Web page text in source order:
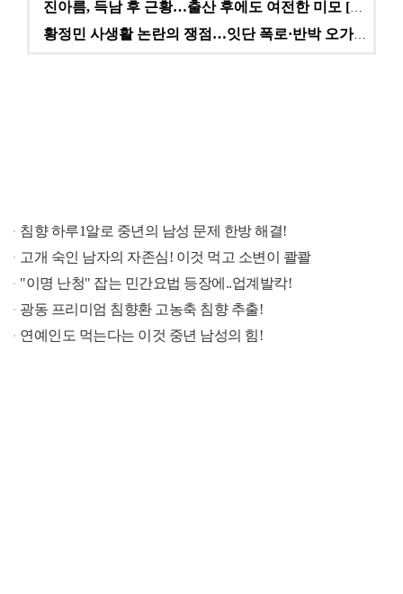
진아름, 득남 후 근황…출산 후에도 여전한 미모 [스타…
황정민 사생활 논란의 쟁점…잇단 폭로·반박 오가는 소모…